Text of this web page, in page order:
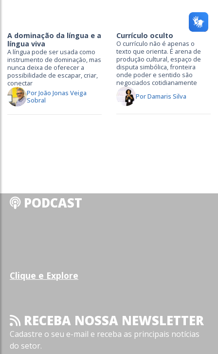
A dominação da língua e a
língua viva
A língua pode ser usada como
instrumento de dominação, mas
nunca deixa de oferecer a
possibilidade de escapar, criar,
conectar
Por João Jonas Veiga
Sobral
Currículo oculto
O currículo não é apenas o
texto que orienta. É arena de
produção cultural, espaço de
disputa simbólica, fronteira
onde poder e sentido são
negociados cotidianamente
Por Damaris Silva
PODCAST
Clique e Explore
RECEBA NOSSA NEWSLETTER
Cadastre o seu e-mail e receba as principais notícias
do setor.